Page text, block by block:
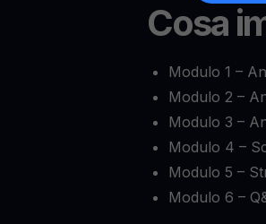
Cosa
Modulo 1 –
Modulo 2 –
Modulo 3 –
Modulo 4 –
Modulo 5 –
Modulo 6 –